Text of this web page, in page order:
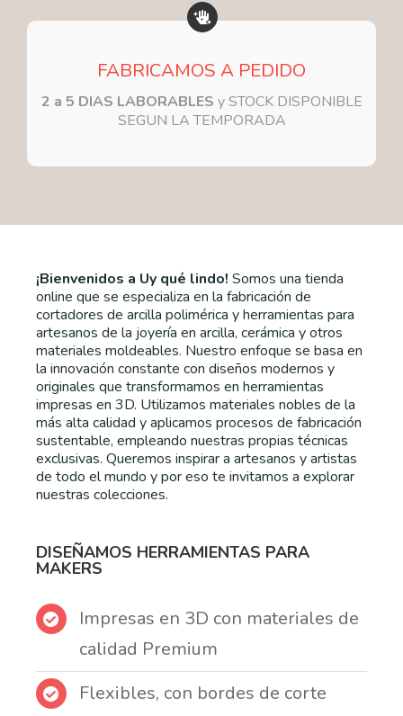
FABRICAMOS A PEDIDO
2 a 5 DIAS LABORABLES y STOCK DISPONIBLE
SEGUN LA TEMPORADA
¡Bienvenidos a Uy qué lindo! Somos una tienda
online que se especializa en la fabricación de
cortadores de arcilla polimérica y herramientas para
artesanos de la joyería en arcilla, cerámica y otros
materiales moldeables. Nuestro enfoque se basa en
la innovación constante con diseños modernos y
originales que transformamos en herramientas
impresas en 3D. Utilizamos materiales nobles de la
más alta calidad y aplicamos procesos de fabricación
sustentable, empleando nuestras propias técnicas
exclusivas. Queremos inspirar a artesanos y artistas
de todo el mundo y por eso te invitamos a explorar
nuestras colecciones.
DISEÑAMOS HERRAMIENTAS PARA
MAKERS
Impresas en 3D con materiales de
calidad Premium
Flexibles, con bordes de corte